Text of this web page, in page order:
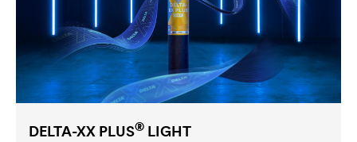
DELTA-XX PLUS® LIGHT